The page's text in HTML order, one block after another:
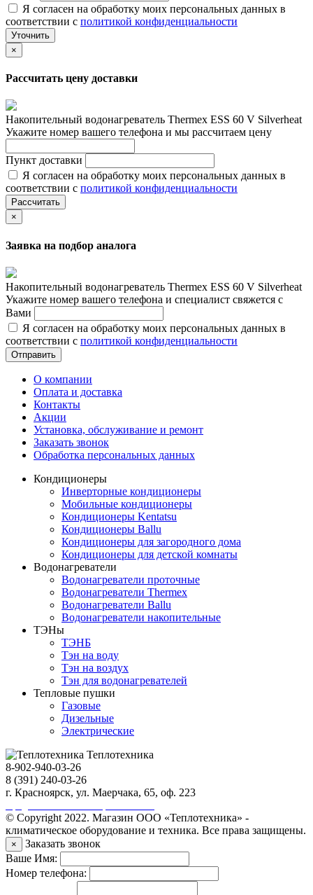
Я согласен на обработку моих персональных данных в
соответствии с политикой конфиденциальности
Уточнить
×
Рассчитать цену доставки
Накопительный водонагреватель Thermex ESS 60 V Silverheat
Укажите номер вашего телефона и мы рассчитаем цену
Пункт доставки
Я согласен на обработку моих персональных данных в
соответствии с политикой конфиденциальности
Рассчитать
×
Заявка на подбор аналога
Накопительный водонагреватель Thermex ESS 60 V Silverheat
Укажите номер вашего телефона и специалист свяжется с
Вами
Я согласен на обработку моих персональных данных в
соответствии с политикой конфиденциальности
Отправить
О компании
Оплата и доставка
Контакты
Акции
Установка, обслуживание и ремонт
Заказать звонок
Обработка персональных данных
Кондиционеры
Инверторные кондиционеры
Мобильные кондиционеры
Кондиционеры Kentatsu
Кондиционеры Ballu
Кондиционеры для загородного дома
Кондиционеры для детской комнаты
Водонагреватели
Водонагреватели проточные
Водонагреватели Thermex
Водонагреватели Ballu
Водонагреватели накопительные
ТЭНы
ТЭНБ
Тэн на воду
Тэн на воздух
Тэн для водонагревателей
Тепловые пушки
Газовые
Дизельные
Электрические
Теплотехника
8-902-940-03-26
8 (391) 240-03-26
г. Красноярск, ул. Маерчака, 65, оф. 223
© Copyright 2022. Магазин ООО «Теплотехника» -
климатическое оборудование и техника. Все права защищены.
×
Заказать звонок
Ваше Имя:
Номер телефона: